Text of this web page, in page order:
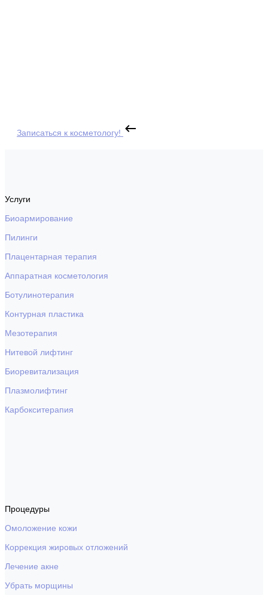
Записаться к косметологу!
Услуги
Биоармирование
Пилинги
Плацентарная терапия
Аппаратная косметология
Ботулинотерапия
Контурная пластика
Мезотерапия
Нитевой лифтинг
Биоревитализация
Плазмолифтинг
Карбокситерапия
Процедуры
Омоложение кожи
Коррекция жировых отложений
Лечение акне
Убрать морщины